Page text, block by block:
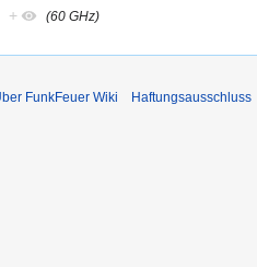
+ (60 GHz)
FunkFeuer Wiki Haftungsausschluss